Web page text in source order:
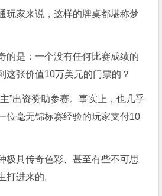
玩家来说，这样的牌桌都堪称梦
的是：一个没有任何比赛成绩的
这张价值10万美元的门票的？
”出资赞助参赛。事实上，也几乎
位毫无锦标赛经验的玩家支付10
极具传奇色彩、甚至有些不可思
打进来的。